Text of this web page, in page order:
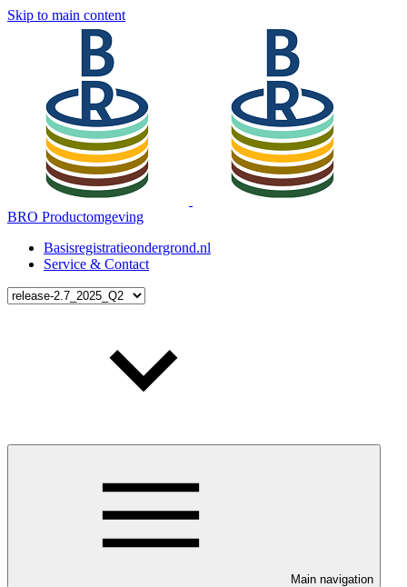
Skip to main content
BRO Productomgeving
Basisregistratieondergrond.nl
Service & Contact
Main navigation